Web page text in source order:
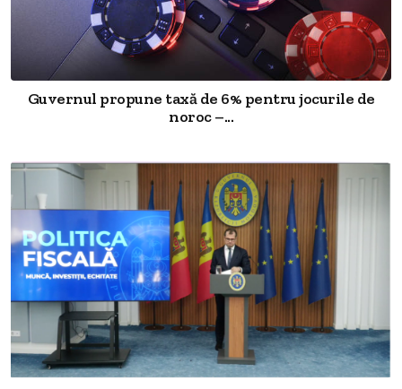
Guvernul propune taxă de 6% pentru jocurile de
noroc –...